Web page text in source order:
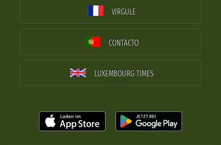
VIRGULE
CONTACTO
LUXEMBOURG TIMES